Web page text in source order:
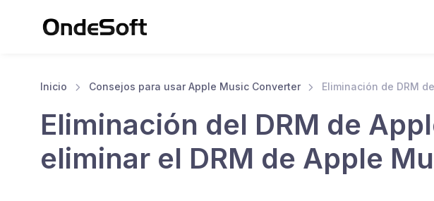
Inicio Consejos para usar Apple Music Converter Eliminación de DRM
Eliminación del DRM de
eliminar el DRM de Apple